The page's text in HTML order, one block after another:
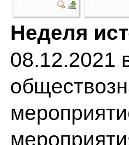
Неделя
08.12.2021